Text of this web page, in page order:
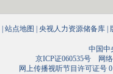
站点地图 央视人力资源储备库
中国中
京ICP证060535号网络
网上传播视听节目许可证号